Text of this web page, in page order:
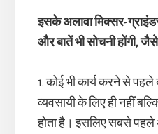
इसके अलावा मिक्सर-
और बातें भी सोचनी होंगी,
1. कोई भी कार्य करने से
व्यवसायी के लिए ही नहीं
होता है। इसलिए सबसे